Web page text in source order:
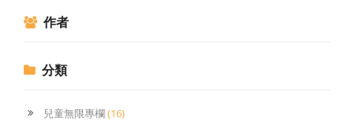
作者
分類
兒童無限專欄(16)